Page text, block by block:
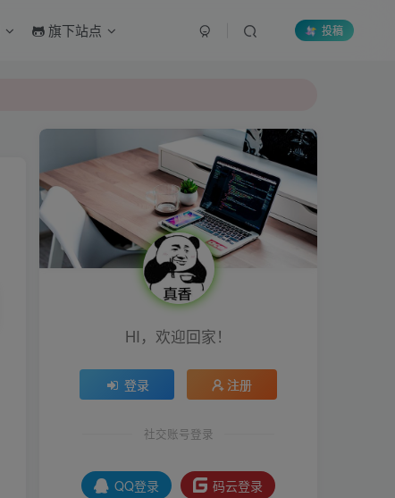
旗下站点 投稿
HI，欢迎回家！
登录 注册
社交账号登录
QQ登录
码云登录